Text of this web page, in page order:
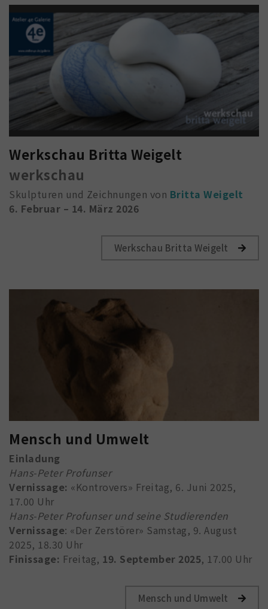
Werkschau Britta Weigelt
werkschau
Skulpturen und Zeichnungen von Britta Weigelt
6. Februar – 14. März 2026
Werkschau Britta Weigelt
Mensch und Umwelt
Einladung
Hans-Peter Profunser
Vernissage: «Kontrovers» Freitag, 6. Juni 2025,
17.00 Uhr
Hans-Peter Profunser und seine Studierenden
Vernissage: «Der Zerstörer» Samstag, 9. August
2025, 18.30 Uhr
Finissage: Freitag, 19. September 2025, 17.00 Uhr
Mensch und Umwelt